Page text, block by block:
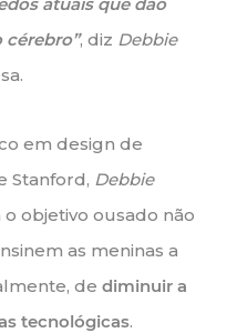
cérebro”, diz Debbie
em design de
Stanford, Debbie
objetivo ousado não
as meninas a
de diminuir a
tecnológicas.